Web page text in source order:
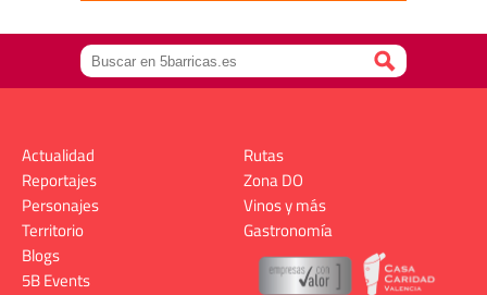
Actualidad
Reportajes
Personajes
Territorio
Rutas
Zona DO
Vinos y más
Gastronomía
Blogs
5B Events